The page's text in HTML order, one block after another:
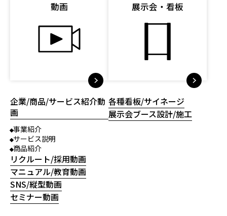
動画
企業/商品/サービス紹介動
画
事業紹介
サービス説明
商品紹介
リクルート/採用動画
マニュアル/教育動画
SNS/縦型動画
セミナー動画
展示会・看板
各種看板/サイネージ
展示会ブース設計/施工